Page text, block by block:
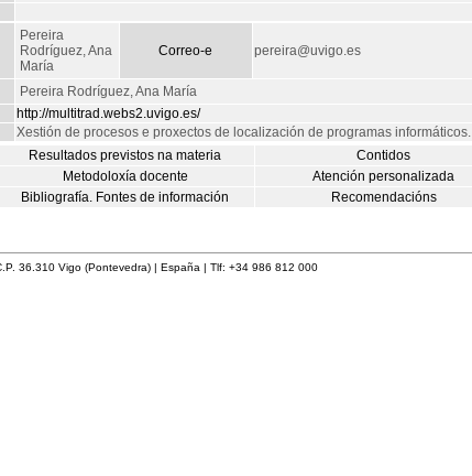
Pereira
Rodríguez, Ana
María
Correo-e pereira@uvigo.es
Pereira Rodríguez, Ana María
http://multitrad.webs2.uvigo.es/
Xestión de procesos e proxectos de localización de programas informáticos.
Resultados previstos na materia
Contidos
Metodoloxía docente
Atención personalizada
Bibliografía. Fontes de información Recomendacións
Vigo (Pontevedra) | España | Tlf: +34 986 812 000